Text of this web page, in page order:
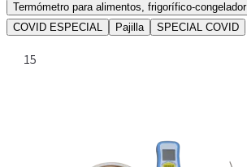
Termómetro para alimentos, frigorífico-congelador
COVID ESPECIAL
Pajilla SPECIAL COVID
15